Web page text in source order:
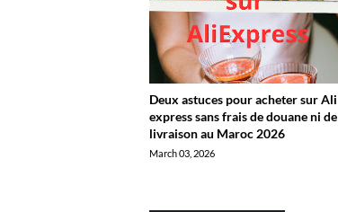
Deux astuces pour acheter sur Ali
express sans frais de douane ni de
livraison au Maroc 2026
March 03, 2026